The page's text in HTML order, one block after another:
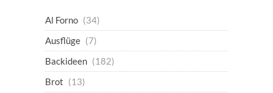
Al Forno (34)
Ausflüge (7)
Backideen (182)
Brot (13)